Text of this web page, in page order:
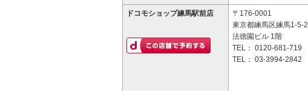
ドコモショップ練馬駅前店
〒176-0001
東京都練馬区練馬1-5-2
法徳園ビル 1階
TEL： 0120-681-719
TEL： 03-3994-2842